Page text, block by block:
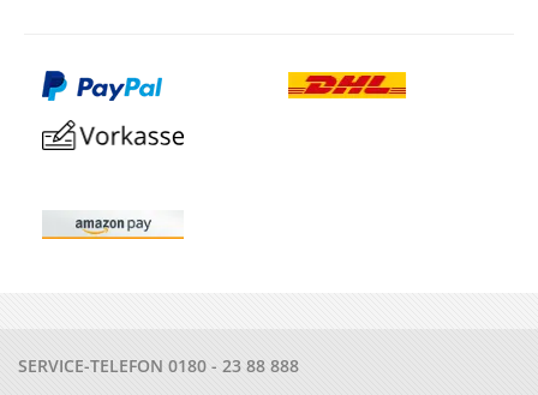
SERVICE-TELEFON 0180 - 23 88 888